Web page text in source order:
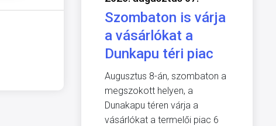
Szombaton is várja
a vásárlókat a
Dunkapu téri piac
Augusztus 8-án, szombaton a
megszokott helyen, a
Dunakapu téren várja a
vásárlókat a termelői piac 6